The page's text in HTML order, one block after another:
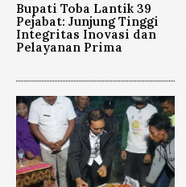
Bupati Toba Lantik 39
Pejabat: Junjung Tinggi
Integritas Inovasi dan
Pelayanan Prima